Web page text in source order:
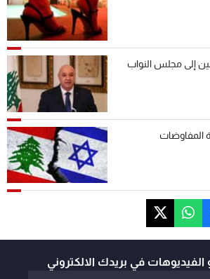
المفاوضات
الفيديوهات في بريدك الالكتروني